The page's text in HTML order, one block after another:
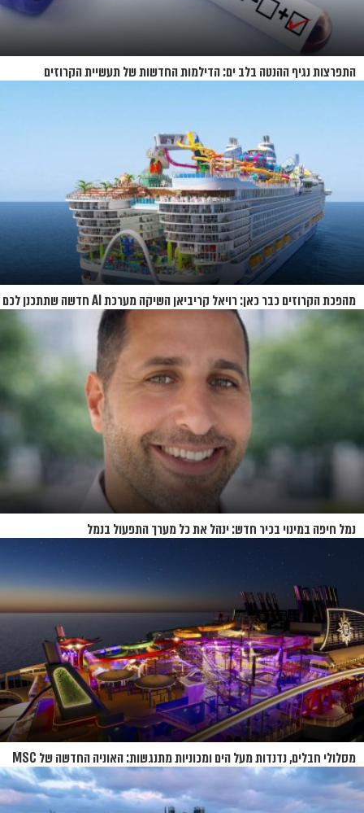
התפרצות נגיף ההנטה בלב ים: הדילמות החדשות של תעשיית הקרוזים
מהפכת הקרוזים כבר כאן: רויאל קריביאן השיקה מערכת AI חדשה שתתכנן לכם
את כל ההפלגה
נמל חיפה במינוי בכיר חדש: ינהל את כל מערך התפעול בנמל
מסלולי חבלים, נדנדות מעל הים ומכוניות מתנגשות: האוניה החדשה של MSC